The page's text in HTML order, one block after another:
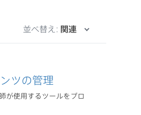
並べ替え: 関連
ツの管理
が使用するツールをブロ